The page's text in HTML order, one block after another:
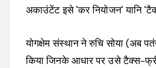
अकाउंटेंट इसे 'कर नियोजन' यानि
योगक्षेम संस्थान ने रुचि सोया (अब
किया जिनके आधार पर उसे टैक्स-